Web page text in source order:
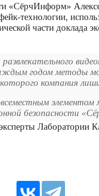
«СёрчИнформ»
технологии,
части доклада
развлекательного
годом методы
компания
элементом
безопасности
Лаборатории